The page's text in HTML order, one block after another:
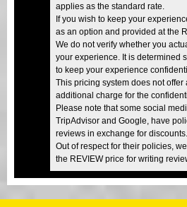
applies as the standard rate.
If you wish to keep your
as an option and provided at the
We do not verify whether you
your experience. It is determined
to keep your experience
This pricing system does not offer
additional charge for the
Please note that some social
TripAdvisor and Google, have
reviews in exchange for discounts.
Out of respect for their policies,
the REVIEW price for writing